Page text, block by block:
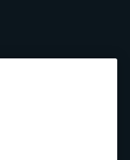
ballast aan
en de
het vaartuig vaart;
middelen uit
hulpwerktuigen,